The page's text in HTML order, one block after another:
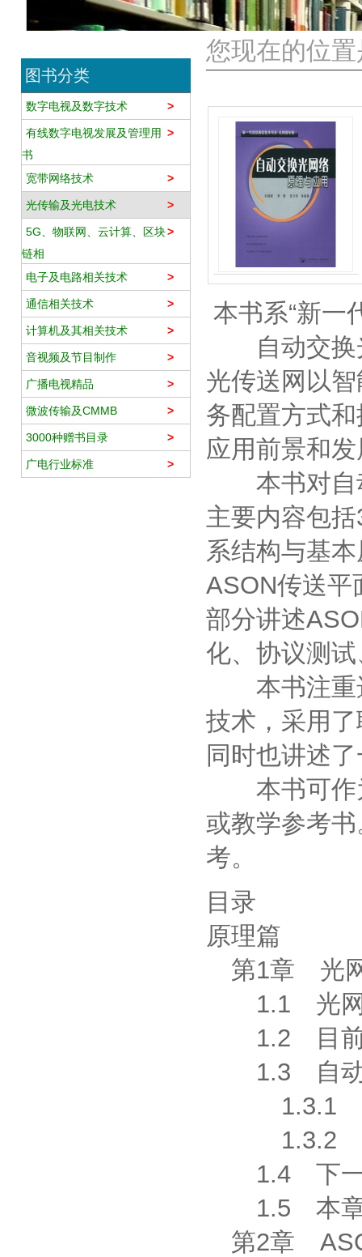
图书分类
>
数字电视及数字技术
>
有线数字电视发展及管理用
书
>
宽带网络技术
>
光传输及光电技术
>
5G、物联网、云计算、区块
链相
>
电子及电路相关技术
>
通信相关技术
>
计算机及其相关技术
>
音视频及节目制作
>
广播电视精品
>
微波传输及CMMB
>
3000种赠书目录
>
广电行业标准
您现在的位
本书系“新一
自动交换光
光传送网以
务配置方式
应用前景和
本书对自动
主要内容包
系结构与基
ASON传送平
部分讲述
化、协议测
本书注重选
技术，采用
同时也讲述
本书可作为
或教学参考
考。
目录
原理篇
第1章 光网
1.1 光网
1.2 目前
1.3 自动
1.3.1 什
1.3.2 主
1.4 下一
1.5 本章
第2章